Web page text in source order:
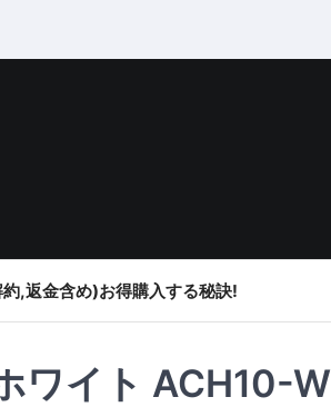
,返金含め)お得購入する秘訣!
ワイト ACH10-W